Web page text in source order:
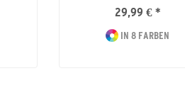
29,99 € *
IN 8 FARBEN